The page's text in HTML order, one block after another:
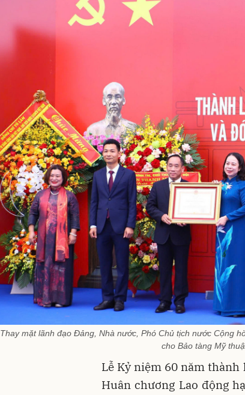
Thay mặt lãnh đạo Đảng, Nhà nước, Phó Chủ tịch nước Cộng
cho Bảo tàng Mỹ
Lễ Kỷ niệm 60 năm
Huân chương Lao động